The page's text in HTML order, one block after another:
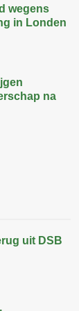
wegens
in Londen
na
uit DSB